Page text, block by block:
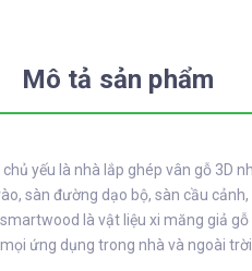
Mô tả sản phẩm
yếu là nhà lắp ghép vân gỗ 3D
sàn đường dạo bộ, sàn cầu
là vật liệu xi măng giả
ứng dụng trong nhà và ngoài